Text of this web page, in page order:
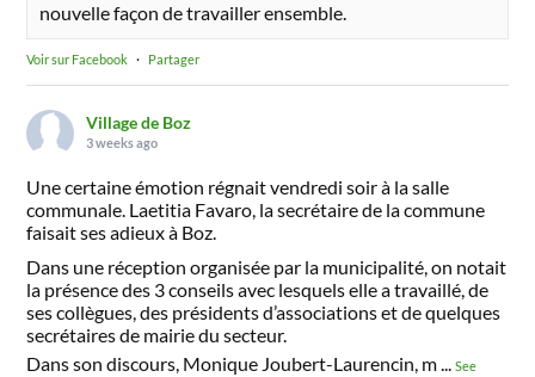
nouvelle façon de travailler ensemble.
Voir sur Facebook · Partager
Village de Boz
3 weeks ago
Une certaine émotion régnait vendredi soir à la salle
communale. Laetitia Favaro, la secrétaire de la commune
faisait ses adieux à Boz.
Dans une réception organisée par la municipalité, on notait
la présence des 3 conseils avec lesquels elle a travaillé, de
ses collègues, des présidents d’associations et de quelques
secrétaires de mairie du secteur.
Dans son discours, Monique Joubert-Laurencin, m...See